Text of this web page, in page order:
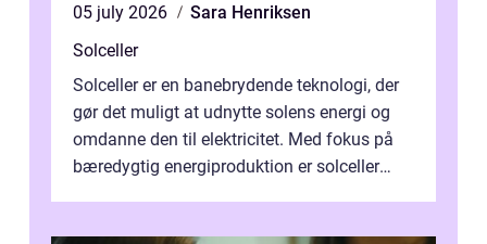
05 july 2026
Sara Henriksen
Solceller
Solceller er en banebrydende teknologi, der
gør det muligt at udnytte solens energi og
omdanne den til elektricitet. Med fokus på
bæredygtig energiproduktion er solceller